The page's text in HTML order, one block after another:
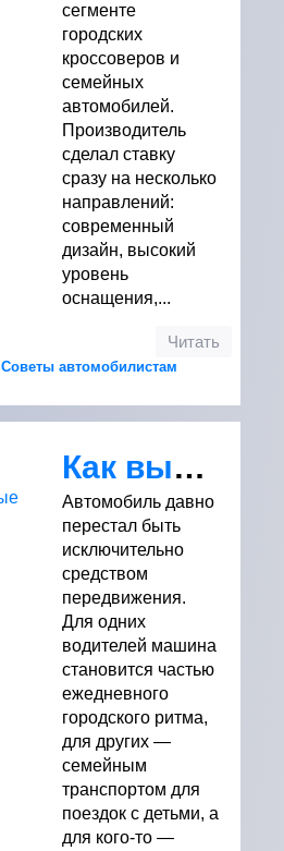
сегменте
городских
кроссоверов и
семейных
автомобилей.
Производитель
сделал ставку
сразу на несколько
направлений:
современный
дизайн, высокий
уровень
оснащения,...
Читать
Советы автомобилистам
Как выбрать автомобиль TENET под разные задачи и стиль жизни
Автомобиль давно
перестал быть
исключительно
средством
передвижения.
Для одних
водителей машина
становится частью
ежедневного
городского ритма,
для других —
семейным
транспортом для
поездок с детьми, а
для кого-то —